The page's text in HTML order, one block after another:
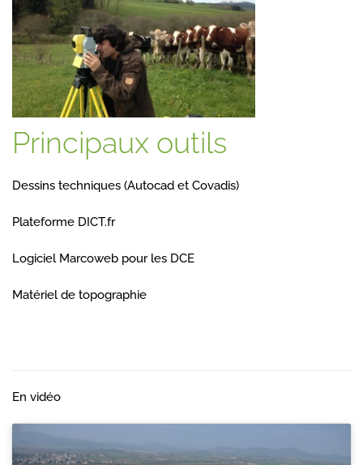
Principaux outils
Dessins techniques (Autocad et Covadis)
Plateforme DICT.fr
Logiciel Marcoweb pour les DCE
Matériel de topographie
En vidéo